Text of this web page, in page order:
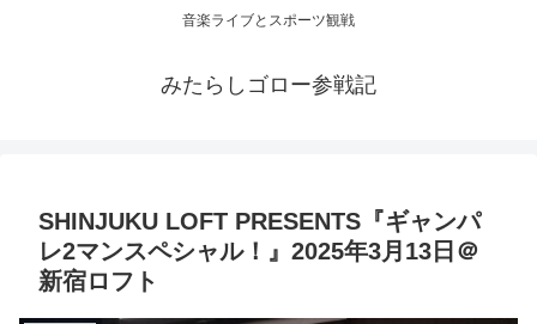
音楽ライブとスポーツ観戦
みたらしゴロー参戦記
SHINJUKU LOFT PRESENTS『ギャンパ
レ2マンスペシャル！』2025年3月13日＠
新宿ロフト